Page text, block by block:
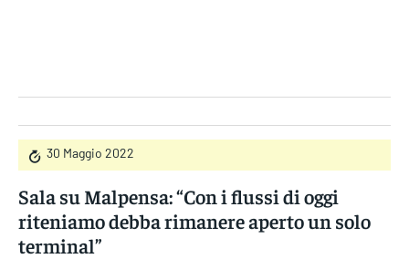
30 Maggio 2022
Sala su Malpensa: “Con i flussi di oggi
riteniamo debba rimanere aperto un solo
terminal”